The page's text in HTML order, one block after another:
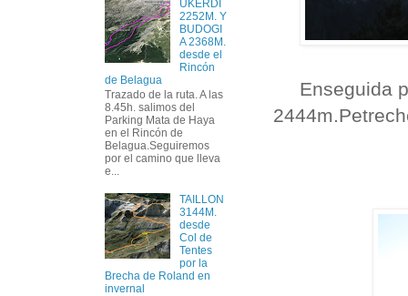
Enseguida
UKERDI
2252M. Y
BUDOGI
A 2368M.
desde el
Rincón
de Belagua
Trazado de la ruta. A las
8.45h. salimos del
Parking Mata de Haya
en el Rincón de
Belagua.Seguiremos
por el camino que lleva
e...
TAILLON
3144M.
desde
Col de
Tentes
por la
Brecha de Roland en
invernal